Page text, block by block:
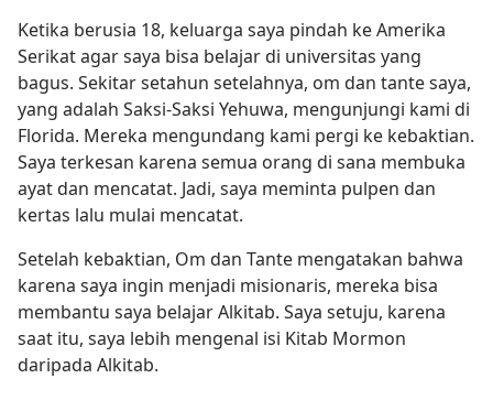
Ketika berusia 18, keluarga saya pindah ke Amerika
Serikat agar saya bisa belajar di universitas yang
bagus. Sekitar setahun setelahnya, om dan tante saya,
yang adalah Saksi-Saksi Yehuwa, mengunjungi kami di
Florida. Mereka mengundang kami pergi ke kebaktian.
Saya terkesan karena semua orang di sana membuka
ayat dan mencatat. Jadi, saya meminta pulpen dan
kertas lalu mulai mencatat.
Setelah kebaktian, Om dan Tante mengatakan bahwa
karena saya ingin menjadi misionaris, mereka bisa
membantu saya belajar Alkitab. Saya setuju, karena
saat itu, saya lebih mengenal isi Kitab Mormon
daripada Alkitab.